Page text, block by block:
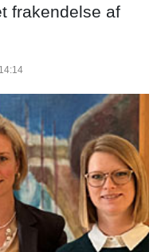
frakendelse af